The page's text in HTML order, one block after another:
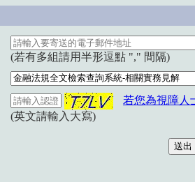
(若有多組請用半形逗點 "," 間隔)
若您為視障人
(英文請輸入大寫)